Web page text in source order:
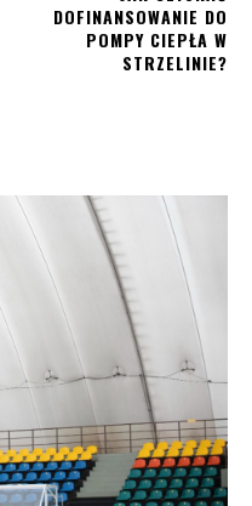
DOFINANSOWANIE DO
POMPY CIEPŁA W
STRZELINIE?